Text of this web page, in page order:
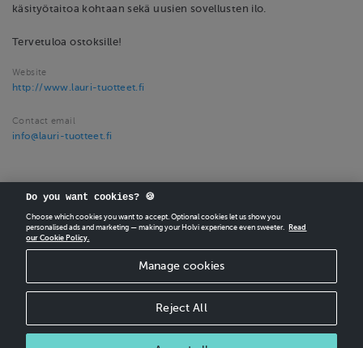
käsityötaitoa kohtaan sekä uusien sovellusten ilo.
Tervetuloa ostoksille!
Website
http://www.lauri-tuotteet.fi
Contact email
info@lauri-tuotteet.fi
CREATEYOUR OWN HOLVI ONLINE STORE IN MINUTES.
Do you want cookies? 🍪
Choose which cookies you want to accept. Optional cookies let us show you
personalised ads and marketing — making your Holvi experience even sweeter.
Read
our Cookie Policy.
Manage cookies
Reject All